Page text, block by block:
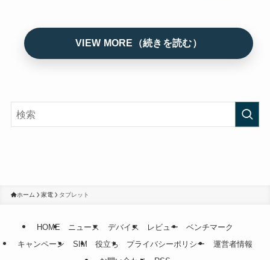
ホーム 家電 タブレット
HOME ニュース デバイス レビュー
ベンチマーク
キャンペーン
SIM 役立ち プライバシーポリシー
運営者情報